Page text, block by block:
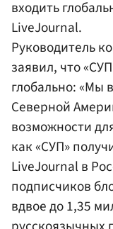
входить
LiveJournal.
Руководитель
заявил, что
глобально: «Мы
Северной
возможности
как «СУП»
LiveJournal в
подписчиков
вдвое до 1,35